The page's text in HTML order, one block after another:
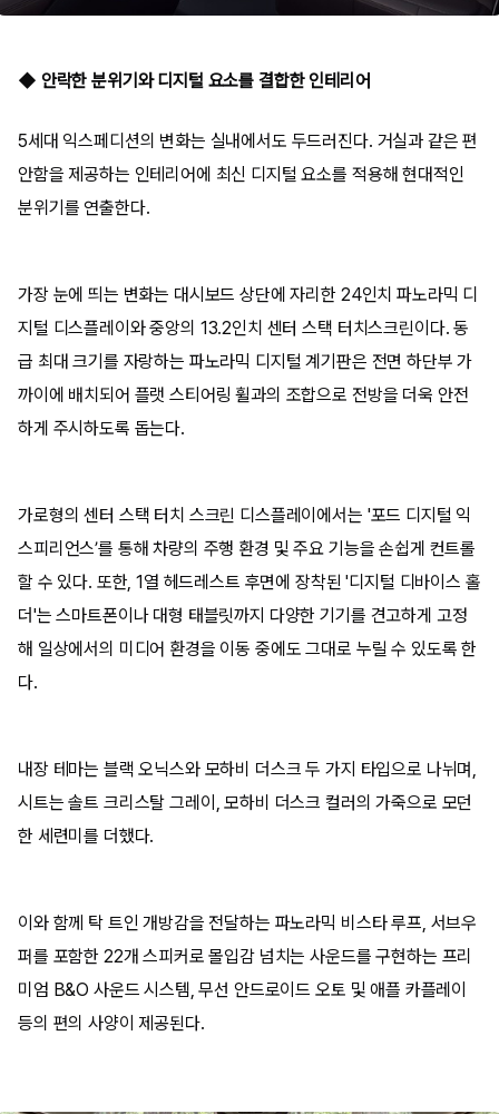
◆ 안락한 분위기와 디지털 요소를 결합한 인테리어
5세대 익스페디션의 변화는 실내에서도 두드러진다. 거실과 같은 편
안함을 제공하는 인테리어에 최신 디지털 요소를 적용해 현대적인
분위기를 연출한다.
가장 눈에 띄는 변화는 대시보드 상단에 자리한 24인치 파노라믹 디
지털 디스플레이와 중앙의 13.2인치 센터 스택 터치스크린이다. 동
급 최대 크기를 자랑하는 파노라믹 디지털 계기판은 전면 하단부 가
까이에 배치되어 플랫 스티어링 휠과의 조합으로 전방을 더욱 안전
하게 주시하도록 돕는다.
가로형의 센터 스택 터치 스크린 디스플레이에서는 '포드 디지털 익
스피리언스’를 통해 차량의 주행 환경 및 주요 기능을 손쉽게 컨트롤
할 수 있다. 또한, 1열 헤드레스트 후면에 장착된 '디지털 디바이스 홀
더'는 스마트폰이나 대형 태블릿까지 다양한 기기를 견고하게 고정
해 일상에서의 미디어 환경을 이동 중에도 그대로 누릴 수 있도록 한
다.
내장 테마는 블랙 오닉스와 모하비 더스크 두 가지 타입으로 나뉘며,
시트는 솔트 크리스탈 그레이, 모하비 더스크 컬러의 가죽으로 모던
한 세련미를 더했다.
이와 함께 탁 트인 개방감을 전달하는 파노라믹 비스타 루프, 서브우
퍼를 포함한 22개 스피커로 몰입감 넘치는 사운드를 구현하는 프리
미엄 B&O 사운드 시스템, 무선 안드로이드 오토 및 애플 카플레이
등의 편의 사양이 제공된다.